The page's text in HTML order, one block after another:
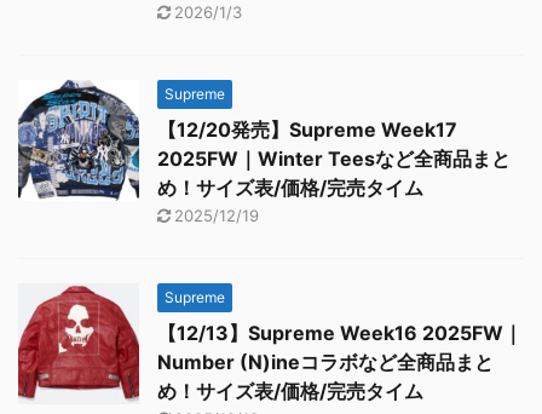
2026/1/3
Supreme
【12/20発売】Supreme Week17
2025FW｜Winter Teesなど全商品まと
め！サイズ表/価格/完売タイム
2025/12/19
Supreme
【12/13】Supreme Week16 2025FW｜
Number (N)ineコラボなど全商品まと
め！サイズ表/価格/完売タイム